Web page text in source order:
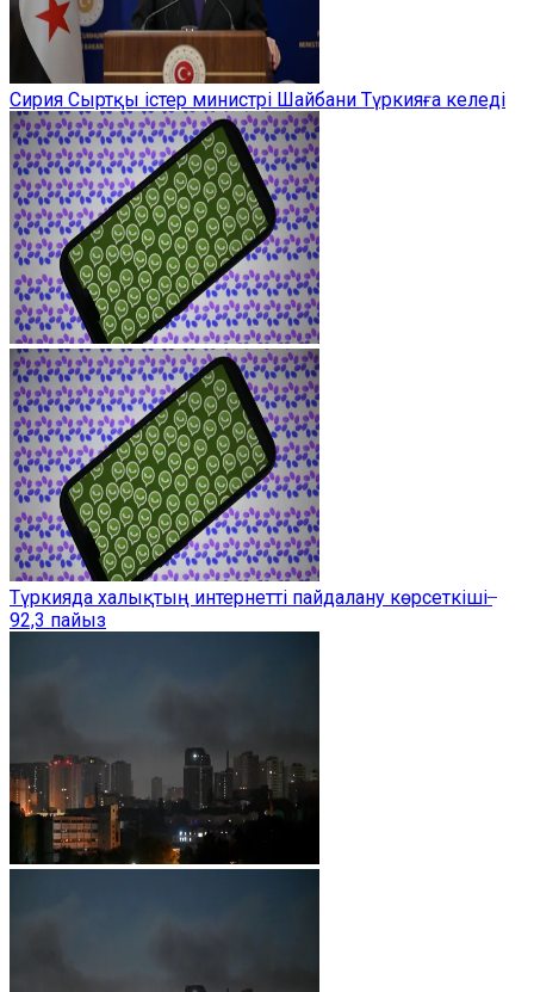
Сирия Сыртқы істер министрі Шайбани Түркияға келеді
Түркияда халықтың интернетті пайдалану көрсеткіші ̶
92,3 пайыз